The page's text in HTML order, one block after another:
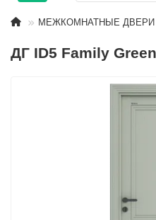
МЕЖКОМНАТНЫЕ ДВЕРИ
ДГ ID5 Family